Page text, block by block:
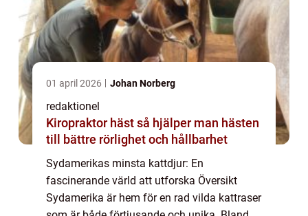
01 april 2026 Johan Norberg
redaktionel
Kiropraktor häst så hjälper man hästen
till bättre rörlighet och hållbarhet
Sydamerikas minsta kattdjur: En
fascinerande värld att utforska Översikt
Sydamerika är hem för en rad vilda kattraser